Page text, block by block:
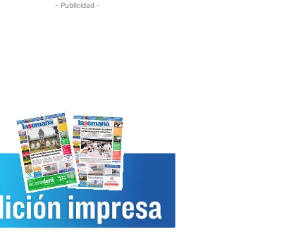
- Publicidad -